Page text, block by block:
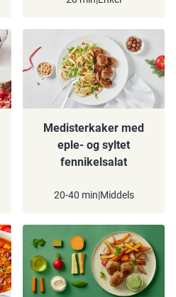
Medisterkaker med
eple- og syltet
fennikelsalat
20-40 min|Middels